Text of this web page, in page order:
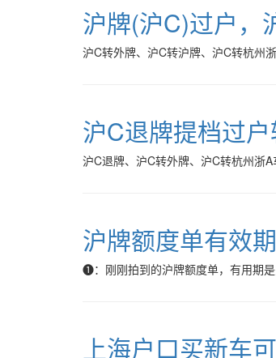
沪牌(沪C)过户，
沪C转外牌、沪C转沪牌、沪C转杭州
沪C退牌提档过
沪C退牌、沪C转外牌、沪C转杭州浙
沪牌额度单有效
❶：刚刚拍到的沪牌额度单，有用期
上海户口买新车